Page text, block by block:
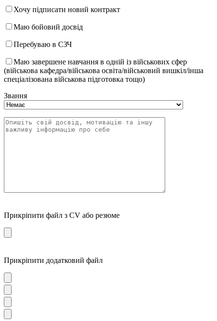
Хочу підписати новий контракт
Маю бойовий досвід
Перебуваю в СЗЧ
Маю завершене навчання в одній із військових сфер
(військова кафедра/військова освіта/військовий вишкіл/інша
спеціалізована військова підготовка тощо)
Звання
Прикріпити файл з CV або резюме
Прикріпити додатковий файл